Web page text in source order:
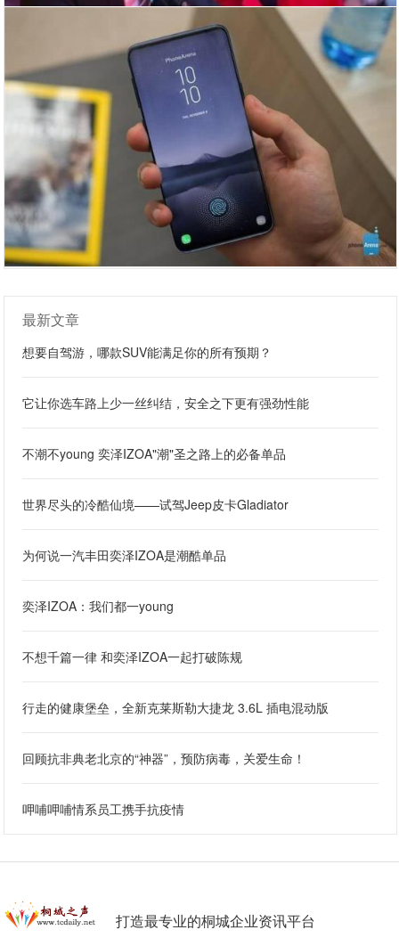
最新文章
想要自驾游，哪款SUV能满足你的所有预期？
它让你选车路上少一丝纠结，安全之下更有强劲性能
不潮不young 奕泽IZOA"潮"圣之路上的必备单品
世界尽头的冷酷仙境——试驾Jeep皮卡Gladiator
为何说一汽丰田奕泽IZOA是潮酷单品
奕泽IZOA：我们都一young
不想千篇一律 和奕泽IZOA一起打破陈规
行走的健康堡垒，全新克莱斯勒大捷龙 3.6L 插电混动版
回顾抗非典老北京的“神器”，预防病毒，关爱生命！
呷哺呷哺情系员工携手抗疫情
打造最专业的桐城企业资讯平台